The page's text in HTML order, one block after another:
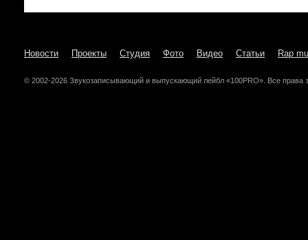
Новости Проекты Студия Фото Видео Статьи Rap
© 2002-2026 Звукозаписывающий и выпускающий лейбл «100PRO». Все